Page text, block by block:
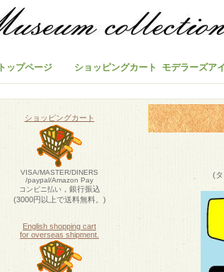
(
トップページ ショッピングカート モデラーズア
ショッピングカート
VISA/MASTER/DINERS
/paypal/Amazon Pay
コンビニ払い，銀行振込
(3000円以上で送料無料。)
English shopping cart
for overseas shipment.